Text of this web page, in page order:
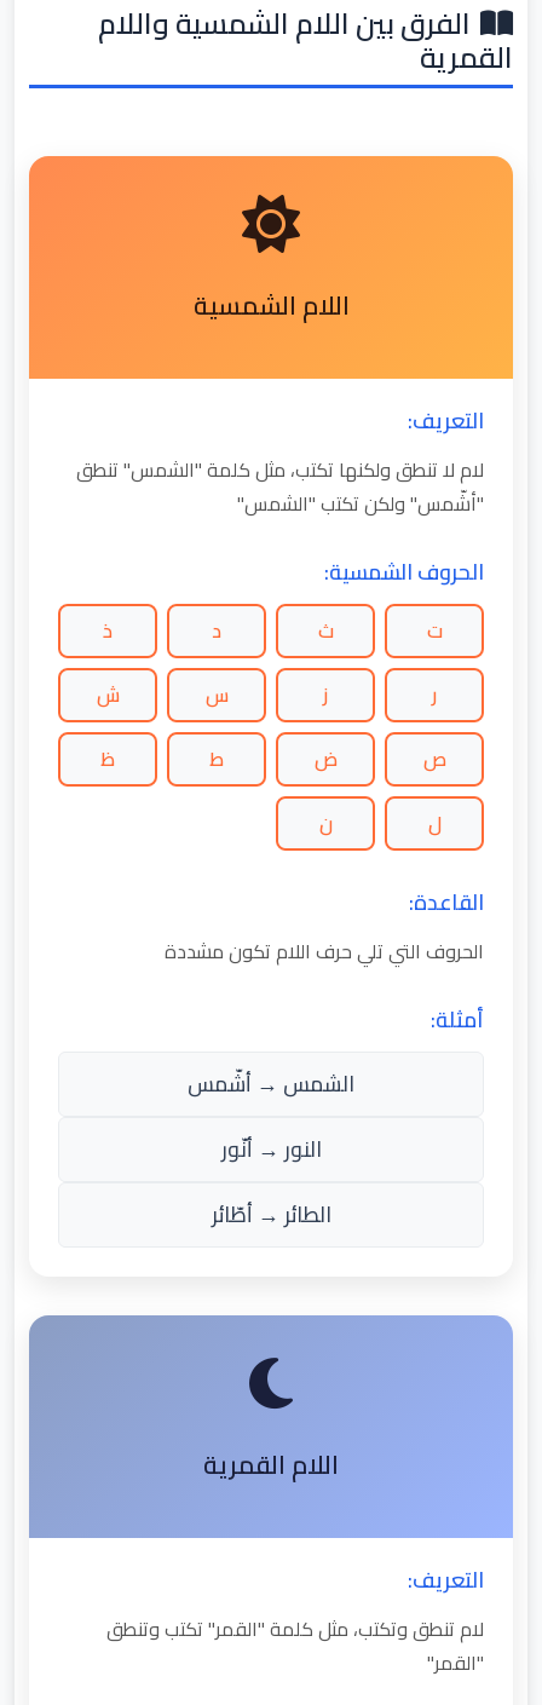
الفرق بين اللام الشمسية واللام
القمرية
اللام الشمسية
التعريف:
لام لا تنطق ولكنها تكتب، مثل كلمة "الشمس" تنطق
"أشّمس" ولكن تكتب "الشمس"
الحروف الشمسية:
ت ث د
ذ
ر
ز س
ش
ص
ض ط
ظ
ل
ن
القاعدة:
الحروف التي تلي حرف اللام تكون مشددة
أمثلة:
الشمس → أشّمس
النور → أنّور
الطائر → أطّائر
اللام القمرية
التعريف:
لام تنطق وتكتب، مثل كلمة "القمر" تكتب وتنطق
"القمر"